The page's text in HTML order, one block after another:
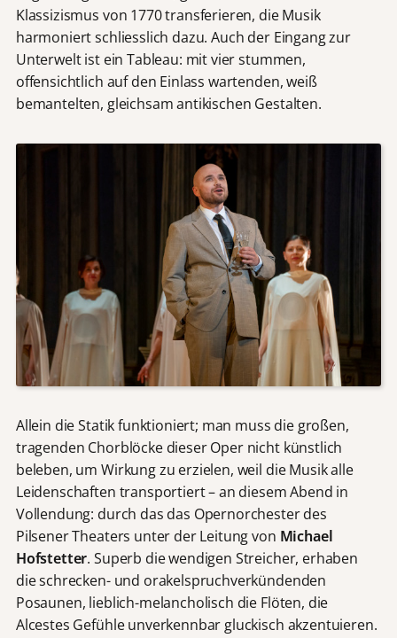
Klassizismus von 1770 transferieren, die Musik
harmoniert schliesslich dazu. Auch der Eingang zur
Unterwelt ist ein Tableau: mit vier stummen,
offensichtlich auf den Einlass wartenden, weiß
bemantelten, gleichsam antikischen Gestalten.
Allein die Statik funktioniert; man muss die großen,
tragenden Chorblöcke dieser Oper nicht künstlich
beleben, um Wirkung zu erzielen, weil die Musik alle
Leidenschaften transportiert – an diesem Abend in
Vollendung: durch das das Opernorchester des
Pilsener Theaters unter der Leitung von Michael
Hofstetter. Superb die wendigen Streicher, erhaben
die schrecken- und orakelspruchverkündenden
Posaunen, lieblich-melancholisch die Flöten, die
Alcestes Gefühle unverkennbar gluckisch akzentuieren.